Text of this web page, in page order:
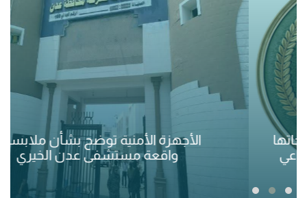
الأجهزة الأمنية توضح بشأن ملابسات
واقعة مستشفى عدن الخيري